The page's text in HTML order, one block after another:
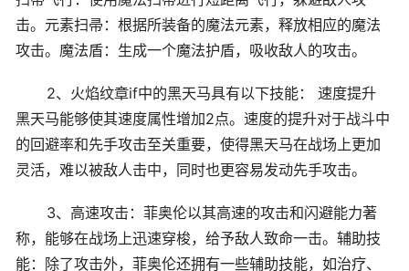
击。元素扫帚：根据所装备的魔法元素，释放相应的魔法
攻击。魔法盾：生成一个魔法护盾，吸收敌人的攻击。
2、火焰纹章if中的黑天马具有以下技能： 速度提升
黑天马能够使其速度属性增加2点。速度的提升对于战斗中
的回避率和先手攻击至关重要，使得黑天马在战场上更加
灵活，难以被敌人击中，同时也更容易发动先手攻击。
3、高速攻击：菲奥伦以其高速的攻击和闪避能力著
称，能够在战场上迅速穿梭，给予敌人致命一击。辅助技
能：除了攻击外，菲奥伦还拥有一些辅助技能，如治疗、